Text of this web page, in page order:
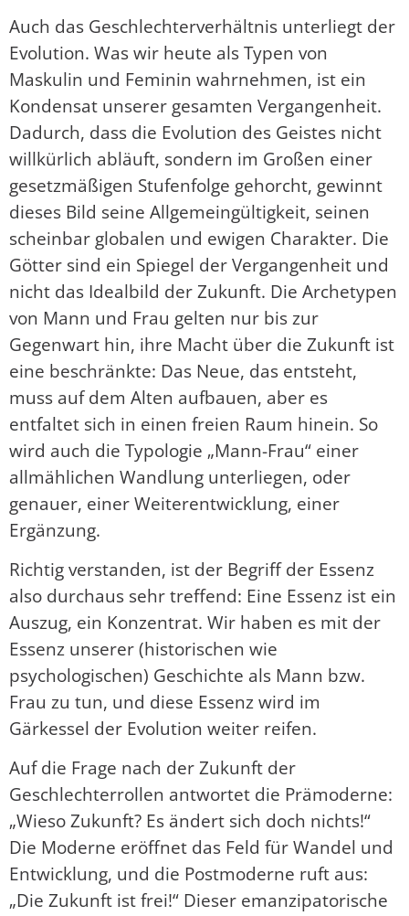
Auch das Geschlechterverhältnis unterliegt der
Evolution. Was wir heute als Typen von
Maskulin und Feminin wahrnehmen, ist ein
Kondensat unserer gesamten Vergangenheit.
Dadurch, dass die Evolution des Geistes nicht
willkürlich abläuft, sondern im Großen einer
gesetzmäßigen Stufenfolge gehorcht, gewinnt
dieses Bild seine Allgemeingültigkeit, seinen
scheinbar globalen und ewigen Charakter. Die
Götter sind ein Spiegel der Vergangenheit und
nicht das Idealbild der Zukunft. Die Archetypen
von Mann und Frau gelten nur bis zur
Gegenwart hin, ihre Macht über die Zukunft ist
eine beschränkte: Das Neue, das entsteht,
muss auf dem Alten aufbauen, aber es
entfaltet sich in einen freien Raum hinein. So
wird auch die Typologie „Mann-Frau“ einer
allmählichen Wandlung unterliegen, oder
genauer, einer Weiterentwicklung, einer
Ergänzung.
Richtig verstanden, ist der Begriff der Essenz
also durchaus sehr treffend: Eine Essenz ist ein
Auszug, ein Konzentrat. Wir haben es mit der
Essenz unserer (historischen wie
psychologischen) Geschichte als Mann bzw.
Frau zu tun, und diese Essenz wird im
Gärkessel der Evolution weiter reifen.
Auf die Frage nach der Zukunft der
Geschlechterrollen antwortet die Prämoderne:
„Wieso Zukunft? Es ändert sich doch nichts!“
Die Moderne eröffnet das Feld für Wandel und
Entwicklung, und die Postmoderne ruft aus:
„Die Zukunft ist frei!“ Dieser emanzipatorische